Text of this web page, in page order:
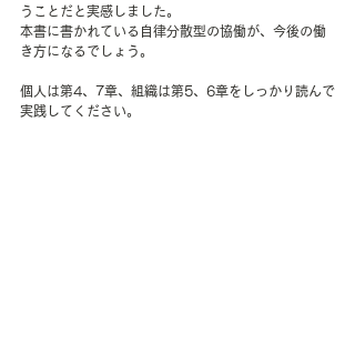
うことだと実感しました。
本書に書かれている自律分散型の協働が、今後の働
き方になるでしょう。
個人は第4、7章、組織は第5、6章をしっかり読んで
実践してください。